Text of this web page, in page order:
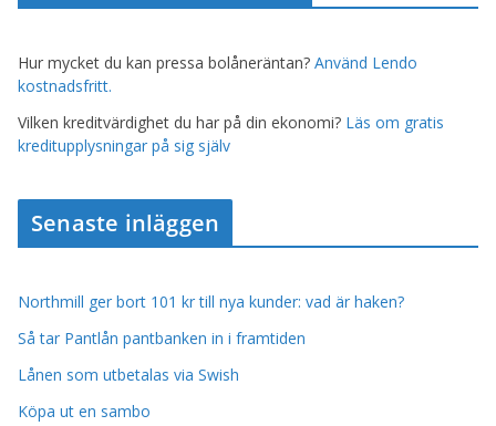
Hur mycket du kan pressa bolåneräntan? Använd Lendo
kostnadsfritt.
Vilken kreditvärdighet du har på din ekonomi? Läs om gratis
kreditupplysningar på sig själv
Senaste inläggen
Northmill ger bort 101 kr till nya kunder: vad är haken?
Så tar Pantlån pantbanken in i framtiden
Lånen som utbetalas via Swish
Köpa ut en sambo